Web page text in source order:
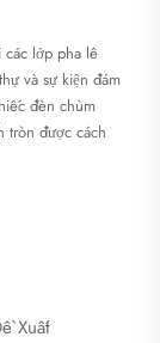
các lớp pha lê
và sự kiện đám
đèn chùm
tròn được cách
Xuất